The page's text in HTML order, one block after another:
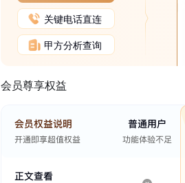
关键电话直连
甲方分析查询
会员尊享权益